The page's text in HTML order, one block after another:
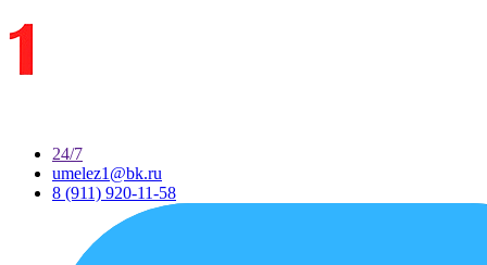
24/7
umelez1@bk.ru
8 (911) 920-11-58